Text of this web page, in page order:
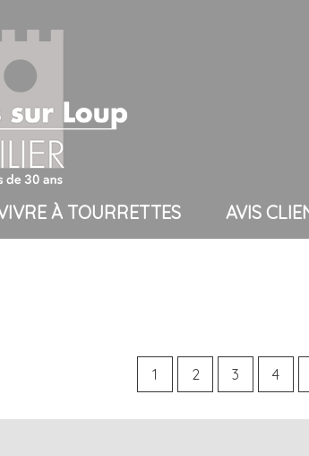
VIVRE À TOURRETTES AVIS
5KM 10KM 25KM
1 2 3 4